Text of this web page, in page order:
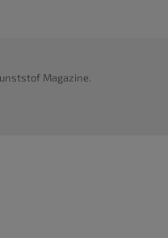
Magazine.